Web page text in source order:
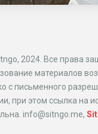
2024. Все права
материалов
с письменного
при этом ссылка на
info@sitngo.me,